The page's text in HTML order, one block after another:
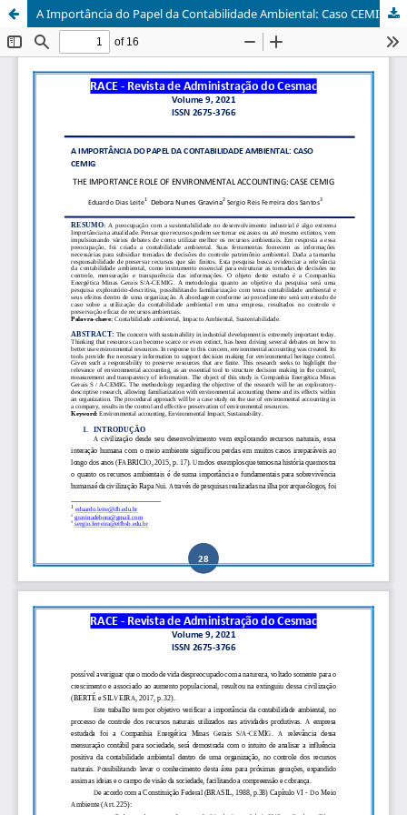
A Importância do Papel da Contabilidade Ambiental: Caso CEMIG